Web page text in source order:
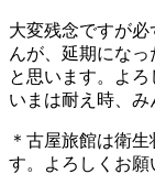
大変残念ですが
んが、延期にな
と思います。よろ
いまは耐え時、み
＊古屋旅館は衛
す。よろしくお願